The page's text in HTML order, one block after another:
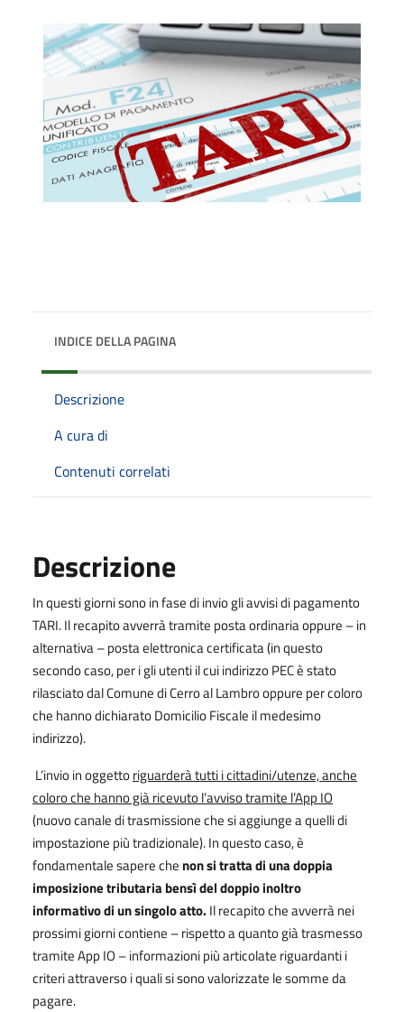
INDICE DELLA PAGINA
Descrizione
A cura di
Contenuti correlati
Descrizione
In questi giorni sono in fase di invio gli avvisi di pagamento
TARI. Il recapito avverrà tramite posta ordinaria oppure – in
alternativa – posta elettronica certificata (in questo
secondo caso, per i gli utenti il cui indirizzo PEC è stato
rilasciato dal Comune di Cerro al Lambro oppure per coloro
che hanno dichiarato Domicilio Fiscale il medesimo
indirizzo).
L’invio in oggettoriguarderà tutti i cittadini/utenze, anche
coloro che hanno già ricevuto l’avviso tramite l’App IO
(nuovo canale di trasmissione che si aggiunge a quelli di
impostazione più tradizionale). In questo caso, è
fondamentale sapere che non si tratta di una doppia
imposizione tributaria bensì del doppio inoltro
informativo di un singolo atto. Il recapito che avverrà nei
prossimi giorni contiene – rispetto a quanto già trasmesso
tramite App IO – informazioni più articolate riguardanti i
criteri attraverso i quali si sono valorizzate le somme da
pagare.